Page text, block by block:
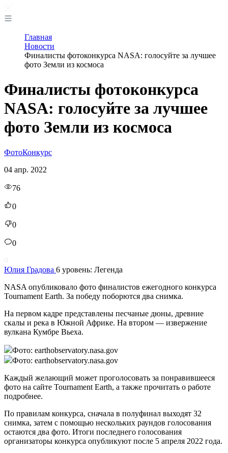
Главная
Новости
Финалисты фотоконкурса NASA: голосуйте за лучшее
фото Земли из космоса
Финалисты фотоконкурса
NASA: голосуйте за лучшее
фото Земли из космоса
ФотоКонкурс
04 апр. 2022
76
0
0
0
Юлия Градова 6 уровень: Легенда
NASA опубликовало фото финалистов ежегодного конкурса
Tournament Earth. За победу поборются два снимка.
На первом кадре представлены песчаные дюны, древние
скалы и река в Южной Африке. На втором — извержение
вулкана Кумбре Вьеха.
Фото: earthobservatory.nasa.gov
Фото: earthobservatory.nasa.gov
Каждый желающий может проголосовать за понравившееся
фото на сайте Tournament Earth, а также прочитать о работе
подробнее.
По правилам конкурса, сначала в полуфинал выходят 32
снимка, затем с помощью нескольких раундов голосования
остаются два фото. Итоги последнего голосования
организаторы конкурса опубликуют после 5 апреля 2022 года.